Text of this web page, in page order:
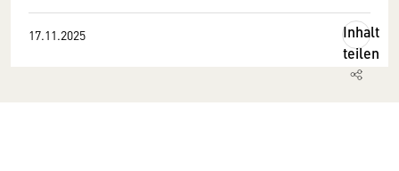
17.11.2025
Inhalt
teilen